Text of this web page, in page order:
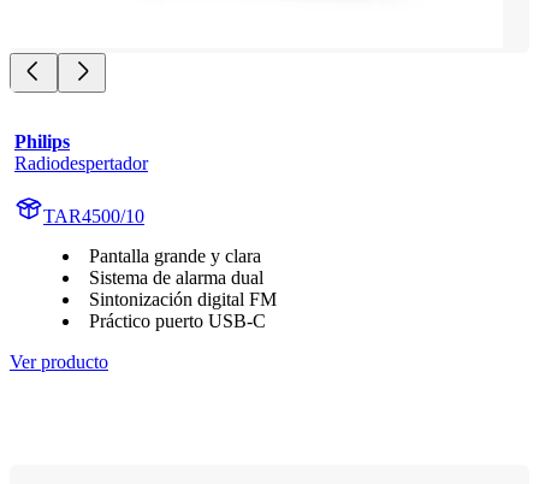
Philips
Radiodespertador
TAR4500/10
Pantalla grande y clara
Sistema de alarma dual
Sintonización digital FM
Práctico puerto USB-C
Ver producto